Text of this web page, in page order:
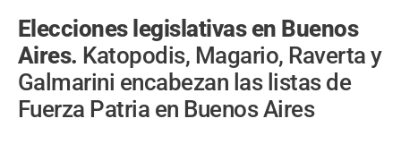
Elecciones legislativas en Buenos
Aires. Katopodis, Magario, Raverta y
Galmarini encabezan las listas de
Fuerza Patria en Buenos Aires